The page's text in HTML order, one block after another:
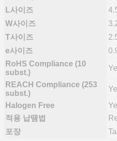
L사이즈
W사이즈
T사이즈
e사이즈
RoHS Compliance (10
subst.)
REACH Compliance (253
subst.)
Halogen Free
적용 납땜법
포장